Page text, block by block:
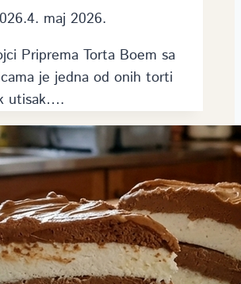
4. maj 2026.
Priprema Torta Boem sa
je jedna od onih torti
utisak….